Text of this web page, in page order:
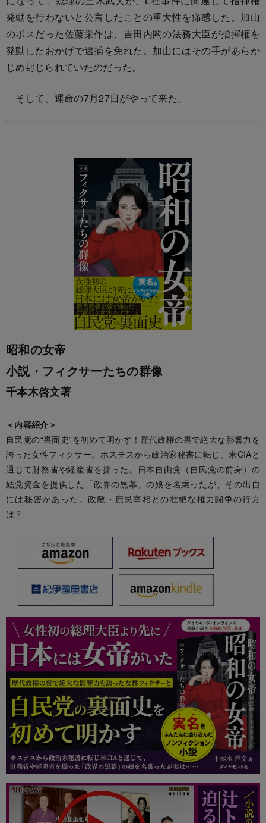
発動を行わないと公言したことの重大性を痛感した。加山
のボスだった佐藤栄作は、吉田内閣の法務大臣が指揮権を
発動したおかげで逮捕を免れた。加山にはその手があらか
じめ封じられていたのだった。
そして、運命の7月27日がやって来た。
昭和の女帝
小説・フィクサーたちの群像
千本木啓文著
＜内容紹介＞
自民党の“裏面史”を初めて明かす！歴代政権の裏で絶大な影響力を
誇った女性フィクサー。ホステスから政治家秘書に転じ、米CIAと
通じて財務省や経産省を操った。日本自由党（自民党の前身）の
結党資金を提供した「政界の黒幕」の娘を名乗ったが、その出自
には秘密があった。政敵・庶民宰相との壮絶な権力闘争の行方
は？